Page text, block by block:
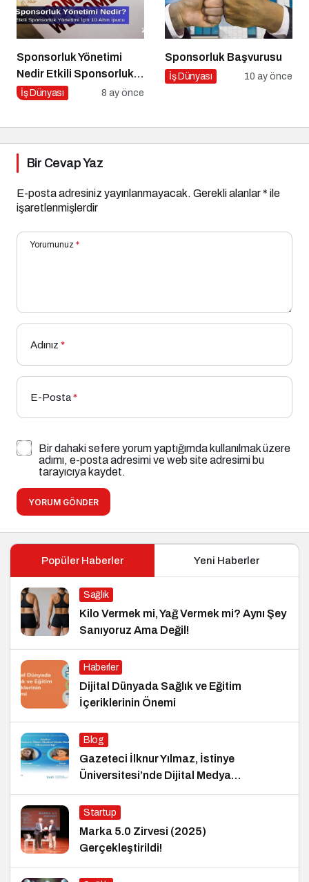
Sponsorluk Yönetimi
Nedir Etkili Sponsorluk
Yönetimi İçin 10 Altın
İş Dünyası 8 ay önce
Sponsorluk Başvurusu
İş Dünyası 10 ay önce
Bir Cevap Yaz
E-posta adresiniz yayınlanmayacak. Gerekli alanlar* ile
işaretlenmişlerdir
Yorumunuz *
Adınız *
E-Posta*
Bir dahaki sefere yorum yaptığımda kullanılmak üzere
adımı, e-posta adresimi ve web site adresimi bu
tarayıcıya kaydet.
YORUM GÖNDER
Popüler Haberler Yeni Haberler
Sağlık
Kilo Vermek mi, Yağ Vermek mi? Aynı Şey
Sanıyoruz Ama Değil!
Haberler
Dijital Dünyada Sağlık ve Eğitim
İçeriklerinin Önemi
Blog
Gazeteci İlknur Yılmaz, İstinye
Üniversitesi’nde Dijital Medya
Okuryazarlığı Dersinin Konuğu Oldu
Startup
Marka 5.0 Zirvesi (2025)
Gerçekleştirildi!